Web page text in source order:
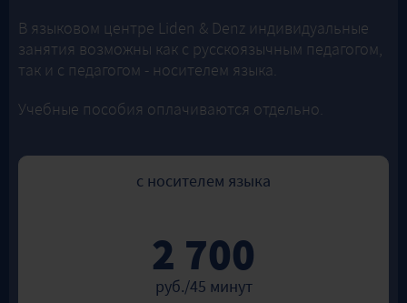
В языковом центре Liden & Denz индивидуальные
занятия возможны как с русскоязычным педагогом,
так и с педагогом - носителем языка.
Учебные пособия оплачиваются отдельно.
с носителем языка
2 700
руб./45 минут